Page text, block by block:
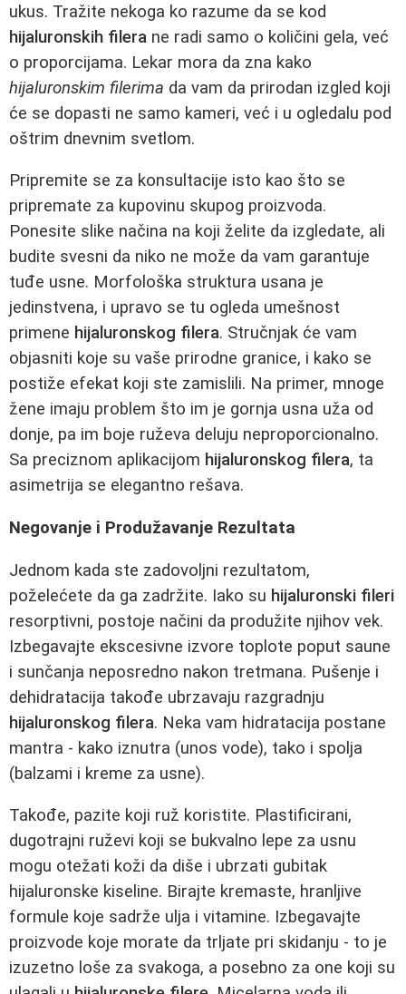
ukus. Tražite nekoga ko razume da se kod
hijaluronskih filera ne radi samo o količini gela, već
o proporcijama. Lekar mora da zna kako
hijaluronskim filerima da vam da prirodan izgled koji
će se dopasti ne samo kameri, već i u ogledalu pod
oštrim dnevnim svetlom.
Pripremite se za konsultacije isto kao što se
pripremate za kupovinu skupog proizvoda.
Ponesite slike načina na koji želite da izgledate, ali
budite svesni da niko ne može da vam garantuje
tuđe usne. Morfološka struktura usana je
jedinstvena, i upravo se tu ogleda umešnost
primene hijaluronskog filera. Stručnjak će vam
objasniti koje su vaše prirodne granice, i kako se
postiže efekat koji ste zamislili. Na primer, mnoge
žene imaju problem što im je gornja usna uža od
donje, pa im boje ruževa deluju neproporcionalno.
Sa preciznom aplikacijom hijaluronskog filera, ta
asimetrija se elegantno rešava.
Negovanje i Produžavanje Rezultata
Jednom kada ste zadovoljni rezultatom,
poželećete da ga zadržite. Iako su hijaluronski fileri
resorptivni, postoje načini da produžite njihov vek.
Izbegavajte ekscesivne izvore toplote poput saune
i sunčanja neposredno nakon tretmana. Pušenje i
dehidratacija takođe ubrzavaju razgradnju
hijaluronskog filera. Neka vam hidratacija postane
mantra - kako iznutra (unos vode), tako i spolja
(balzami i kreme za usne).
Takođe, pazite koji ruž koristite. Plastificirani,
dugotrajni ruževi koji se bukvalno lepe za usnu
mogu otežati koži da diše i ubrzati gubitak
hijaluronske kiseline. Birajte kremaste, hranljive
formule koje sadrže ulja i vitamine. Izbegavajte
proizvode koje morate da trljate pri skidanju - to je
izuzetno loše za svakoga, a posebno za one koji su